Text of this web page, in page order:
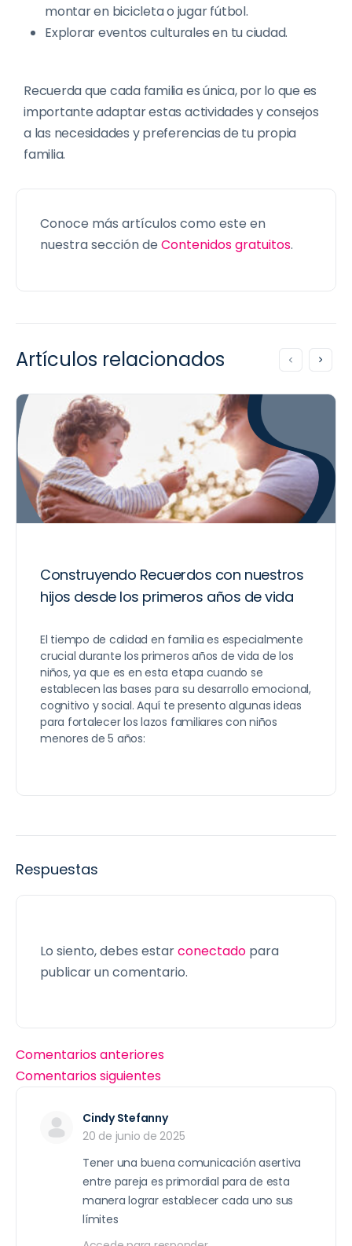
montar en bicicleta o jugar fútbol.
Explorar eventos culturales en tu ciudad.
Recuerda que cada familia es única, por lo que es
importante adaptar estas actividades y consejos
a las necesidades y preferencias de tu propia
familia.
Conoce más artículos como este en
nuestra sección de Contenidos gratuitos.
Artículos relacionados
Construyendo Recuerdos con nuestros
hijos desde los primeros años de vida
El tiempo de calidad en familia es especialmente
crucial durante los primeros años de vida de los
niños, ya que es en esta etapa cuando se
establecen las bases para su desarrollo emocional,
cognitivo y social. Aquí te presento algunas ideas
para fortalecer los lazos familiares con niños
menores de 5 años:
Respuestas
Lo siento, debes estarconectado para
publicar un comentario.
Comentarios anteriores
Comentarios siguientes
Cindy Stefanny
20 de junio de 2025
Tener una buena comunicación asertiva
entre pareja es primordial para de esta
manera lograr establecer cada uno sus
límites